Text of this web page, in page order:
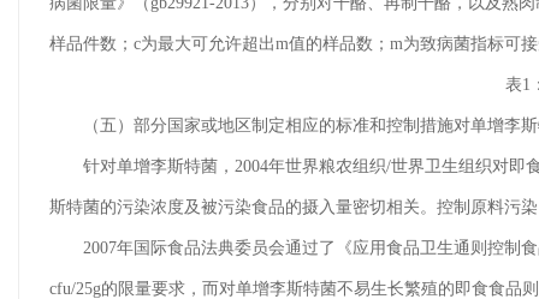
样品件数；c为最大可允许超出m值的样品数；m为致病菌指标可
表1
（五）部分国家或地区制定相应的标准和控制措施对单增李斯
针对单增李斯特菌，2004年世界粮农组织/世界卫生组织对即
斯特菌的污染浓度及被污染食品的摄入量密切相关。控制原料污
2007年国际食品法典委员会通过了《应用食品卫生通则控制食
cfu/25g的限量要求，而对单增李斯特菌不易生长繁殖的即食食品